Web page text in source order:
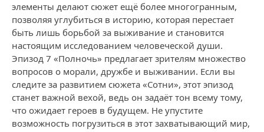
элементы делают сюжет ещё более многогранным,
позволяя углубиться в историю, которая перестает
быть лишь борьбой за выживание и становится
настоящим исследованием человеческой души.
Эпизод 7 «Полночь» предлагает зрителям множество
вопросов о морали, дружбе и выживании. Если вы
следите за развитием сюжета «Сотни», этот эпизод
станет важной вехой, ведь он задаёт тон всему тому,
что ожидает героев в будущем. Не упустите
возможность погрузиться в этот захватывающий мир,